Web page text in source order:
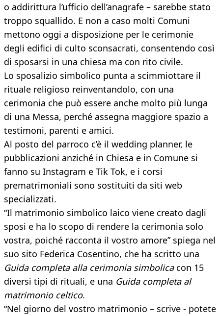
o addirittura l’ufficio dell’anagrafe – sarebbe stato
troppo squallido. E non a caso molti Comuni
mettono oggi a disposizione per le cerimonie
degli edifici di culto sconsacrati, consentendo così
di sposarsi in una chiesa ma con rito civile.
Lo sposalizio simbolico punta a scimmiottare il
rituale religioso reinventandolo, con una
cerimonia che può essere anche molto più lunga
di una Messa, perché assegna maggiore spazio a
testimoni, parenti e amici.
Al posto del parroco c’è il wedding planner, le
pubblicazioni anziché in Chiesa e in Comune si
fanno su Instagram e Tik Tok, e i corsi
prematrimoniali sono sostituiti da siti web
specializzati.
“Il matrimonio simbolico laico viene creato dagli
sposi e ha lo scopo di rendere la cerimonia solo
vostra, poiché racconta il vostro amore” spiega nel
suo sito Federica Cosentino, che ha scritto una
Guida completa alla cerimonia simbolica con 15
diversi tipi di rituali, e una Guida completa al
matrimonio celtico.
“Nel giorno del vostro matrimonio – scrive - potete